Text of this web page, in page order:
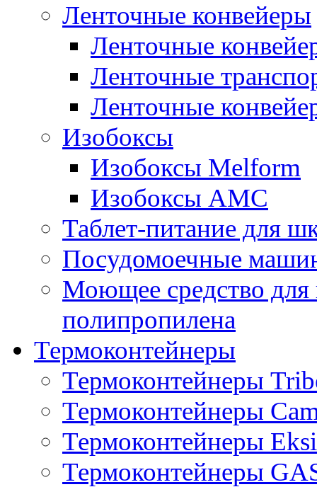
Ленточные конвейеры
Ленточные
Ленточные
Ленточные
Изобоксы
Изобоксы Melform
Изобоксы AMC
Таблет-питание для
Посудомоечные
Моющее средство для
полипропилена
Термоконтейнеры
Термоконтейнеры
Термоконтейнеры
Термоконтейнеры Eksi
Термоконтейнеры